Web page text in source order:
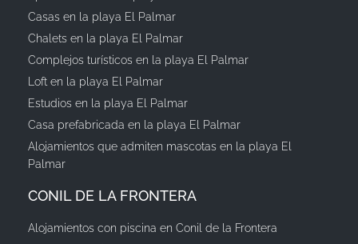
Casas en la playa El Palmar
Chalets en la playa El Palmar
Complejos turísticos en la playa El Palmar
Loft en la playa El Palmar
Estudios en la playa El Palmar
Casa prefabricada en la playa El Palmar
Alojamientos que admiten mascotas en la playa El
Palmar
CONIL DE LA FRONTERA
Alojamientos con piscina en Conil de la Frontera